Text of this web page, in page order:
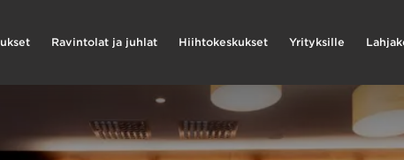
Ravintolat ja juhlat Hiihtokeskukset Yrityksille